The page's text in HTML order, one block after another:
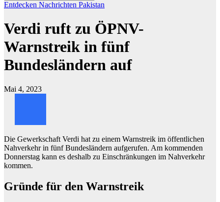
Entdecken Nachrichten Pakistan
Verdi ruft zu ÖPNV-
Warnstreik in fünf
Bundesländern auf
Mai 4, 2023
Die Gewerkschaft Verdi hat zu einem Warnstreik im öffentlichen
Nahverkehr in fünf Bundesländern aufgerufen. Am kommenden
Donnerstag kann es deshalb zu Einschränkungen im Nahverkehr
kommen.
Gründe für den Warnstreik